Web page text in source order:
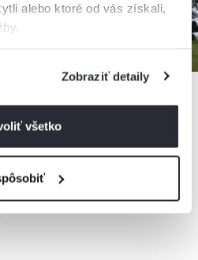
alebo ktoré od vás získali,
Zobraziť detaily
všetko